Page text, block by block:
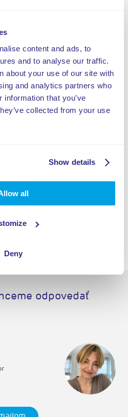
content and ads, to
and to analyse our traffic.
about your use of our site with
and analytics partners who
that you’ve
collected from your use
Show details
all
Deny
odpovedať